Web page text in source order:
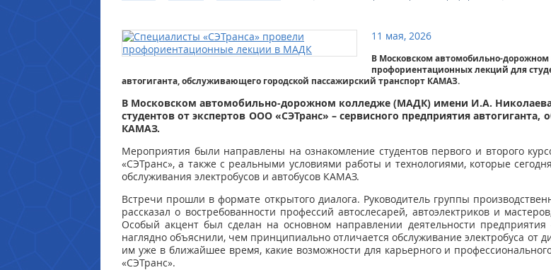
11 мая, 2026
В Московском автомобильно-
профориентационных лекций для
автогиганта, обслуживающего городской пассажирский транспорт КАМАЗ.
В Московском автомобильно-дорожном колледже (МАДК) имени И.А.
студентов от экспертов ООО «СЭТранс» – сервисного предприятия
КАМАЗ.
Мероприятия были направлены на ознакомление студентов первого и второго
«СЭТранс», а также с реальными условиями работы и технологиями, которые
обслуживания электробусов и автобусов КАМАЗ.
Встречи прошли в формате открытого диалога. Руководитель группы
рассказал о востребованности профессий автослесарей, автоэлектриков и
Особый акцент был сделан на основном направлении деятельности предприятия
наглядно объяснили, чем принципиально отличается обслуживание электробуса от
им уже в ближайшее время, какие возможности для карьерного и
«СЭТранс».